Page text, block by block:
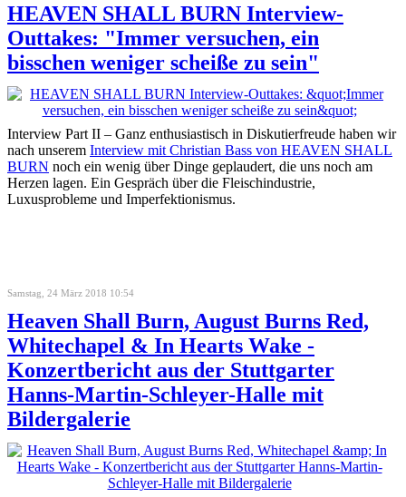
HEAVEN SHALL BURN Interview-
Outtakes: "Immer versuchen, ein
bisschen weniger scheiße zu sein"
Interview Part II – Ganz enthusiastisch in Diskutierfreude haben wir
nach unserem Interview mit Christian Bass von HEAVEN SHALL
BURN noch ein wenig über Dinge geplaudert, die uns noch am
Herzen lagen. Ein Gespräch über die Fleischindustrie,
Luxusprobleme und Imperfektionismus.
Samstag, 24 März 2018 10:54
Heaven Shall Burn, August Burns Red,
Whitechapel & In Hearts Wake -
Konzertbericht aus der Stuttgarter
Hanns-Martin-Schleyer-Halle mit
Bildergalerie